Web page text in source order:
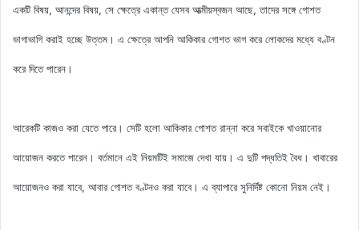
একটি বিষয়, আনন্দের বিষয়, সে ক্ষেত্রে একান্ত যেসব আত্মীয়স্বজন আছে, তাদের সঙ্গে গোশত
ভাগাভাগি করাই হচ্ছে উত্তম। এ ক্ষেত্রে আপনি আকিকার গোশত ভাগ করে লোকদের মধ্যে বণ্টন
করে দিতে পারেন।
আরেকটি কাজও করা যেতে পারে। সেটি হলো আকিকার গোশত রান্না করে সবাইকে খাওয়ানোর
আয়োজন করতে পারেন। বর্তমানে এই নিয়মটিই সমাজে দেখা যায়। এ দুটি পদ্ধতিই বৈধ। খাবারের
আয়োজনও করা যাবে, আবার গোশত বণ্টনও করা যাবে। এ ব্যাপারে সুনির্দিষ্ট কোনো নিয়ম নেই।